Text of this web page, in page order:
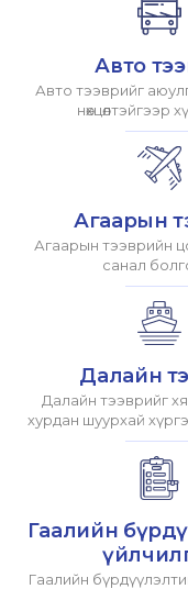
Авто
Авто тээврийг
нөхцөлтэйгээр
Агаарын
Агаарын тээврийн
санал
Далайн
Далайн тээврийг
хурдан шуурхай
Гаалийн
Гаалийн